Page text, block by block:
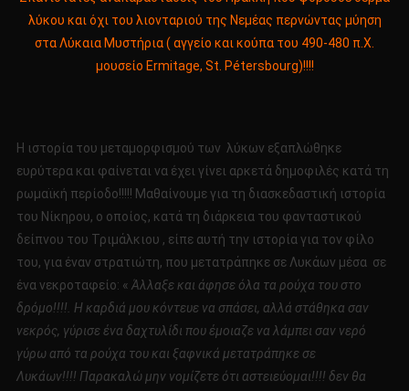
λύκου και όχι του λιονταριού της Νεμέας περνώντας μύηση
στα Λύκαια Μυστήρια ( αγγείο και κούπα του 490-480 π.Χ.
μουσείο Ermitage, St. Pétersbourg)!!!!
Η ιστορία του μεταμορφισμού των λύκων εξαπλώθηκε
ευρύτερα και φαίνεται να έχει γίνει αρκετά δημοφιλές κατά τη
ρωμαϊκή περίοδο!!!!! Μαθαίνουμε για τη διασκεδαστική ιστορία
του Νίκηρου, ο οποίος, κατά τη διάρκεια του φανταστικού
δείπνου του Τριμάλκιου , είπε αυτή την ιστορία για τον φίλο
του, για έναν στρατιώτη, που μετατράπηκε σε Λυκάων μέσα σε
ένα νεκροταφείο: « Άλλαξε και άφησε όλα τα ρούχα του στο
δρόμο!!!!. Η καρδιά μου κόντευε να σπάσει, αλλά στάθηκα σαν
νεκρός, γύρισε ένα δαχτυλίδι που έμοιαζε να λάμπει σαν νερό
γύρω από τα ρούχα του και ξαφνικά μετατράπηκε σε
Λυκάων!!!! Παρακαλώ μην νομίζετε ότι αστειεύομαι!!!! δεν θα